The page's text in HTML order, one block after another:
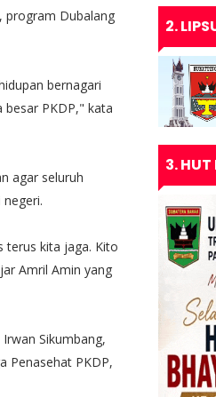
program Dubalang
bernagari
PKDP," kata
agar seluruh
terus kita jaga. Kito
Amril Amin yang
Sikumbang,
Penasehat PKDP,
2.
3.